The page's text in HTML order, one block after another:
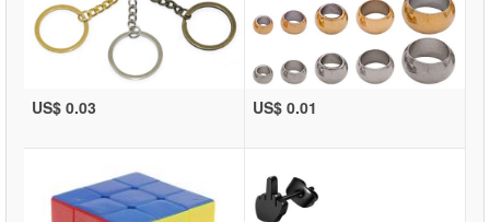
US$ 0.03 US$ 0.01